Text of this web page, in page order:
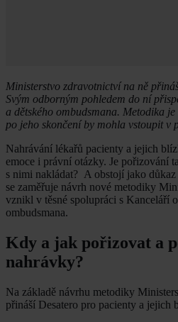
Ministerstvo zdravotnictví na ně
Svým odborným pohledem do ní
a dětského ombudsmana. Metodika
po jeho skončení by mohla vstoupit v
Nahrávání lékařů pacienty a jejich
emoce i právní otázky. Je pořizování
s nimi nakládat? A obstojí jako důkaz
se zaměřuje návrh nové metodiky
vznikl v těsné spolupráci s Kanceláří
ombudsmana.
Kdy a jak pořizovat a
nahrávky?
Na základě návrhu metodiky
přináší Desatero pro pacienty a jejich